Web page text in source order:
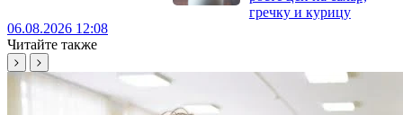
гречку и курицу
06.08.2026 12:08
Читайте также